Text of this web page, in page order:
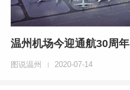
温州机场今迎通航30周年
图说温州 2020-07-14